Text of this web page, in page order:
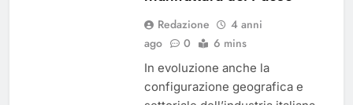
Redazione
4 anni
ago
0 6 mins
In evoluzione anche la
configurazione geografica e